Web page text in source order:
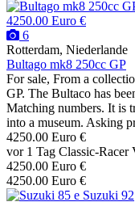
4250.00 Euro €
6
Rotterdam, Niederlande
Bultago mk8 250cc GP
For sale, From a
GP. The Bultaco has
Matching numbers. It is
into a museum. Asking
4250.00 Euro €
vor 1 Tag Classic-Racer
4250.00 Euro €
4250.00 Euro €